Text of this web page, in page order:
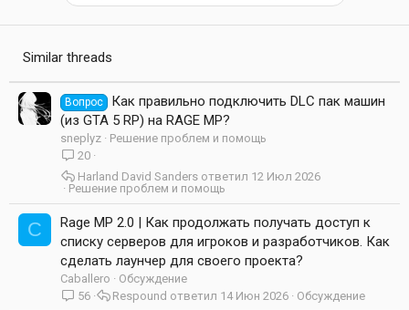
Similar threads
Вопрос
Как правильно подключить DLC пак машин
(из GTA 5 RP) на RAGE MP?
sneplyz
Решение проблем и помощь
20
Решение проблем и помощь
12 Июл 2026
Harland David Sanders
C
Rage MP 2.0 | Как продолжать получать доступ к
списку серверов для игроков и разработчиков. Как
сделать лаунчер для своего проекта?
Caballero
Обсуждение
56
Обсуждение
14 Июн 2026
Respound